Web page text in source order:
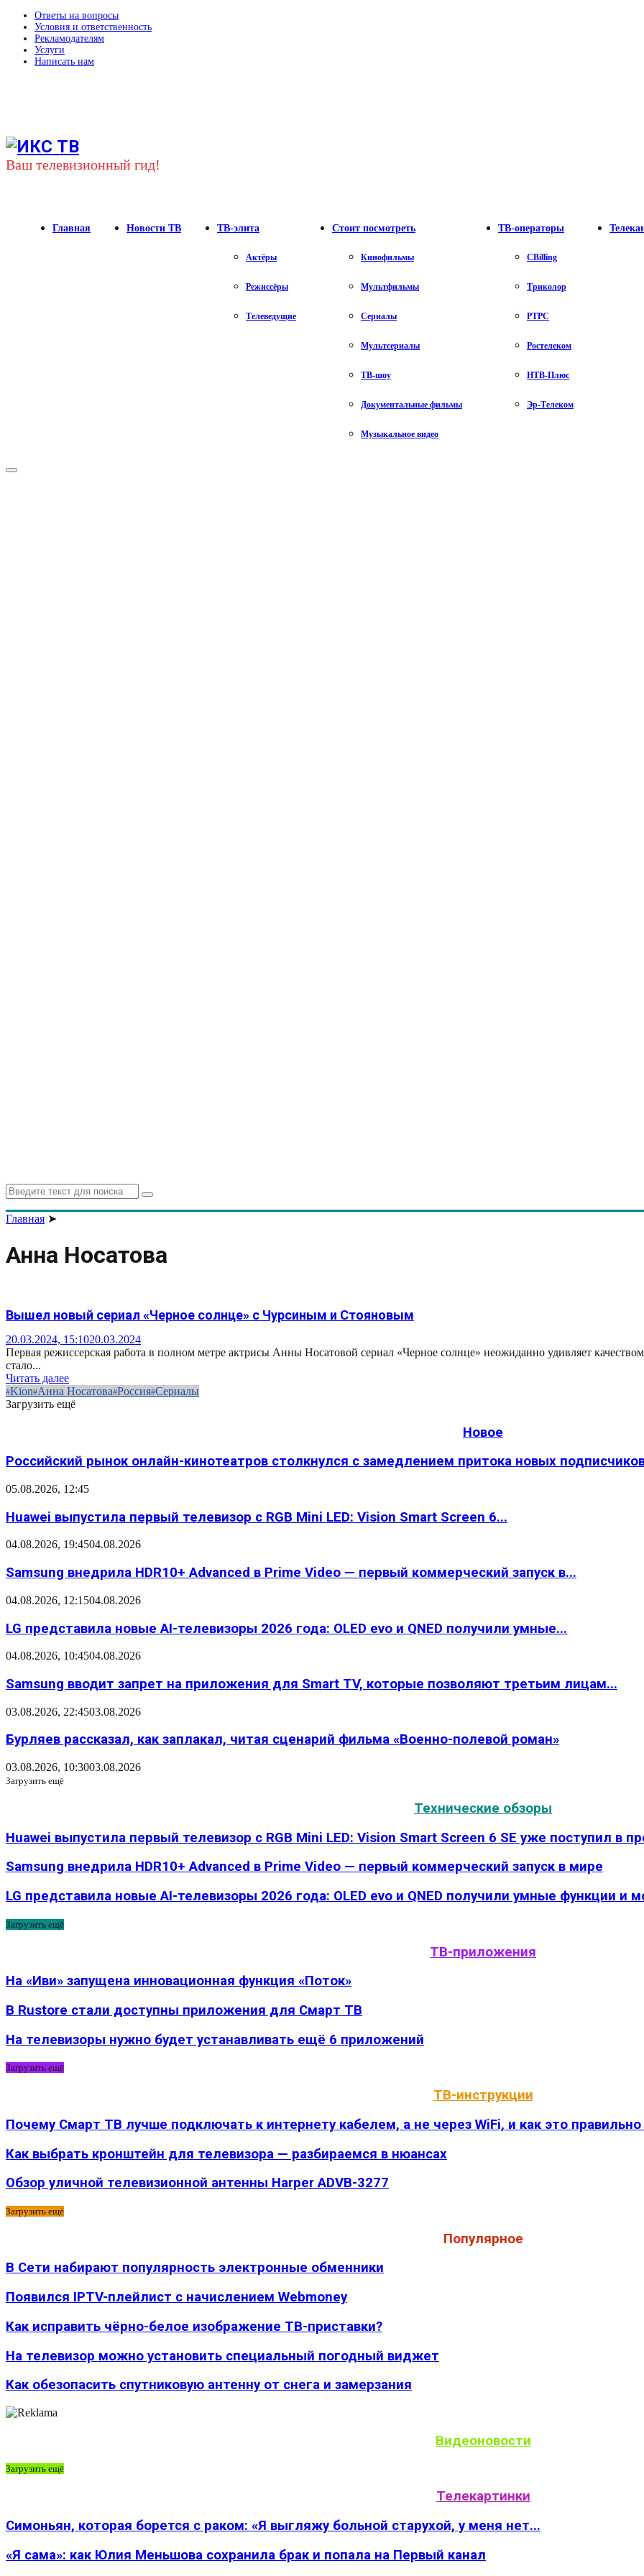
Ответы на вопросы
Условия и ответственность
Рекламодателям
Услуги
Написать нам
Ваш телевизионный гид!
Главная Новости ТВ ТВ-элита
Актёры
Режиссёры
Телеведущие
Стоит посмотреть
Кинофильмы
Мультфильмы
Сериалы
Мультсериалы
ТВ-шоу
Документальные фильмы
Музыкальное видео
ТВ-операторы
CBilling
Триколор
РТРС
Ростелеком
НТВ-Плюс
Эр-Телеком
Primary
Search
for:
Search
Главная ➤
Анна Носатова
Вышел новый сериал «Черное солнце» с Чурсиным и Стояновым
20.03.2024, 15:1020.03.2024
Первая режиссерская работа в полном метре актрисы Анны Носатовой сериал «Черное солнце» неожиданно удивляет
стало...
Читать далее
Kion Анна Носатова Россия Сериалы
Загрузить ещё
Новое
Российский рынок онлайн-кинотеатров столкнулся с замедлением притока новых
05.08.2026, 12:45
Huawei выпустила первый телевизор с RGB Mini LED: Vision Smart Screen 6...
04.08.2026, 19:4504.08.2026
Samsung внедрила HDR10+ Advanced в Prime Video — первый коммерческий запуск в...
04.08.2026, 12:1504.08.2026
LG представила новые AI-телевизоры 2026 года: OLED evo и QNED получили умные...
04.08.2026, 10:4504.08.2026
Samsung вводит запрет на приложения для Smart TV, которые позволяют третьим лицам...
03.08.2026, 22:4503.08.2026
Бурляев рассказал, как заплакал, читая сценарий фильма «Военно-полевой роман»
03.08.2026, 10:3003.08.2026
Загрузить ещё
Технические обзоры
Huawei выпустила первый телевизор с RGB Mini LED: Vision Smart Screen 6 SE уже поступил в
Samsung внедрила HDR10+ Advanced в Prime Video — первый коммерческий запуск в мире
LG представила новые AI-телевизоры 2026 года: OLED evo и QNED получили умные функции
Загрузить ещё
ТВ-приложения
На «Иви» запущена инновационная функция «Поток»
В Rustore стали доступны приложения для Смарт ТВ
На телевизоры нужно будет устанавливать ещё 6 приложений
Загрузить ещё
ТВ-инструкции
Почему Смарт ТВ лучше подключать к интернету кабелем, а не через WiFi, и как это
Как выбрать кронштейн для телевизора — разбираемся в нюансах
Обзор уличной телевизионной антенны Harper ADVB-3277
Загрузить ещё
Популярное
В Сети набирают популярность электронные обменники
Появился IPTV-плейлист с начислением Webmoney
Как исправить чёрно-белое изображение ТВ-приставки?
На телевизор можно установить специальный погодный виджет
Как обезопасить спутниковую антенну от снега и замерзания
Видеоновости
Загрузить ещё
Телекартинки
Симоньян, которая борется с раком: «Я выгляжу больной старухой, у меня нет...
«Я сама»: как Юлия Меньшова сохранила брак и попала на Первый канал